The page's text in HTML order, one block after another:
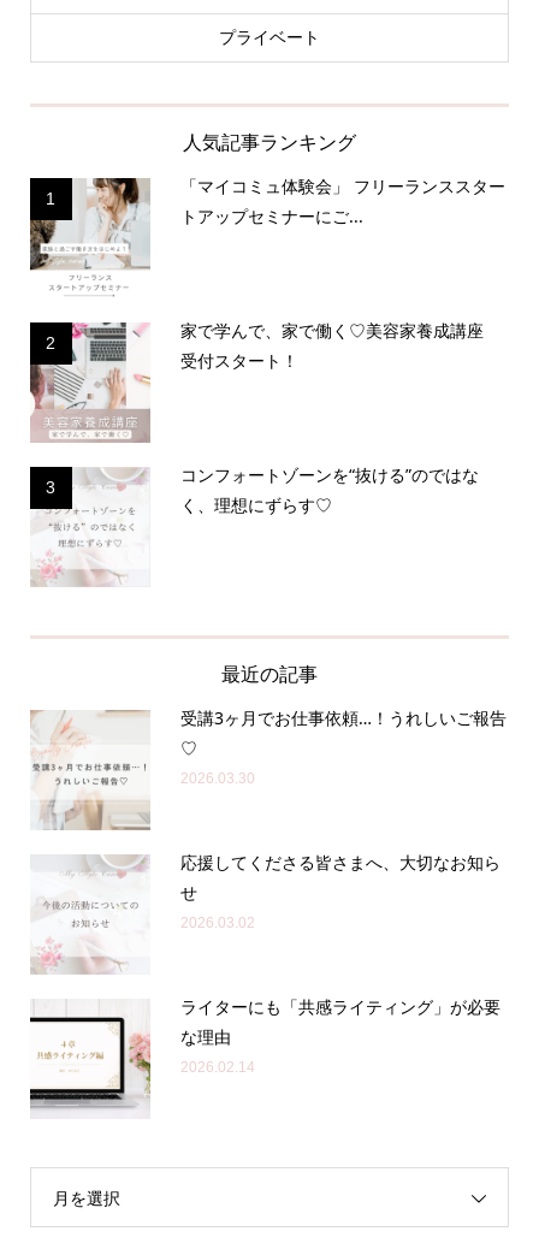
プライベート
人気記事ランキング
1
「マイコミュ体験会」 フリーランススター
トアップセミナーにご...
2
家で学んで、家で働く♡美容家養成講座
受付スタート！
3
コンフォートゾーンを“抜ける”のではな
く、理想にずらす♡
最近の記事
受講3ヶ月でお仕事依頼…！うれしいご報告
♡
2026.03.30
応援してくださる皆さまへ、大切なお知ら
せ
2026.03.02
ライターにも「共感ライティング」が必要
な理由
2026.02.14
月を選択